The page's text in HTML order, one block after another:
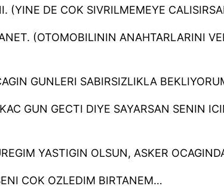
(YINE DE COK SIVRILMEMEYE
(OTOMOBILININ ANAHTARLARINI
GUNLERI SABIRSIZLIKLA
GUN GECTI DIYE SAYARSAN SENIN
YASTIGIN OLSUN, ASKER
COK OZLEDIM BIRTANEM…